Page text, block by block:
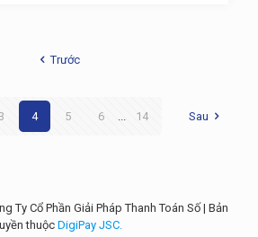
Trước
4 5 6 ... 14 Sau
Ty Cổ Phần Giải Pháp Thanh Toán Số | Bản
thuộcDigiPay JSC.